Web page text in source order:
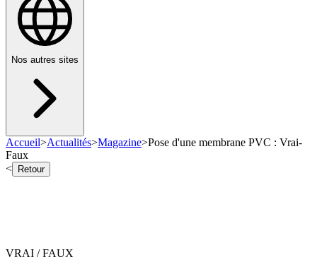
Nos autres sites
Accueil>Actualités>Magazine>Pose d'une membrane PVC : Vrai-
Faux
<
Retour
VRAI / FAUX